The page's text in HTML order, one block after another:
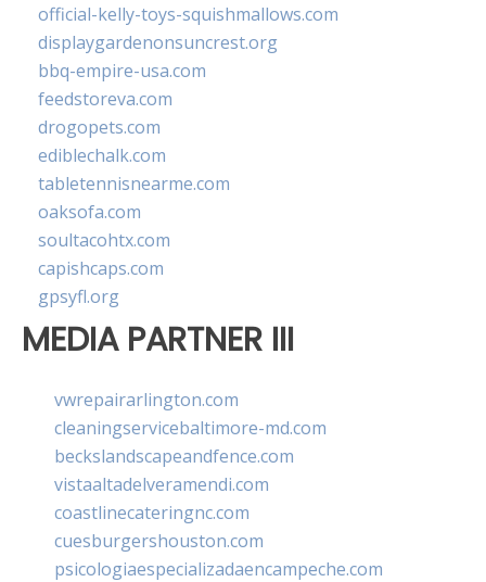
official-kelly-toys-squishmallows.com
displaygardenonsuncrest.org
bbq-empire-usa.com
feedstoreva.com
drogopets.com
ediblechalk.com
tabletennisnearme.com
oaksofa.com
soultacohtx.com
capishcaps.com
gpsyfl.org
MEDIA PARTNER III
vwrepairarlington.com
cleaningservicebaltimore-md.com
beckslandscapeandfence.com
vistaaltadelveramendi.com
coastlinecateringnc.com
cuesburgershouston.com
psicologiaespecializadaencampeche.com